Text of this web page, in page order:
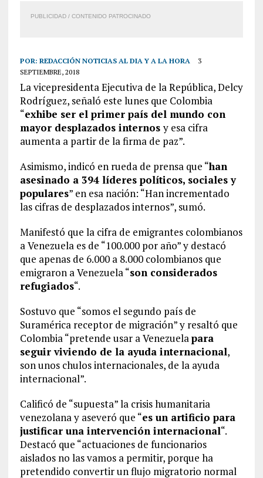
PUBLICIDAD / CONTENIDO PATROCINADO
POR: REDACCIÓN NOTICIAS AL DIA Y A LA HORA
3
SEPTIEMBRE, 2018
La vicepresidenta Ejecutiva de la República, Delcy
Rodríguez, señaló este lunes que Colombia
“exhibe ser el primer país del mundo con
mayor desplazados internosy esa cifra
aumenta a partir de la firma de paz”.
Asimismo, indicó en rueda de prensa que “han
asesinado a 394 líderes políticos, sociales y
populares” en esa nación: “Han incrementado
las cifras de desplazados internos”, sumó.
Manifestó que la cifra de emigrantes colombianos
a Venezuela es de “100.000 por año” y destacó
que apenas de 6.000 a 8.000 colombianos que
emigraron a Venezuela “son considerados
refugiados“.
Sostuvo que “somos el segundo país de
Suramérica receptor de migración” y resaltó que
Colombia “pretende usar a Venezuelapara
seguir viviendo de la ayuda internacional,
son unos chulos internacionales, de la ayuda
internacional”.
Calificó de “supuesta” la crisis humanitaria
venezolana y aseveró que “es un artificio para
justificar una intervención internacional“.
Destacó que “actuaciones de funcionarios
aislados no las vamos a permitir, porque ha
pretendido convertir un flujo migratorio normal